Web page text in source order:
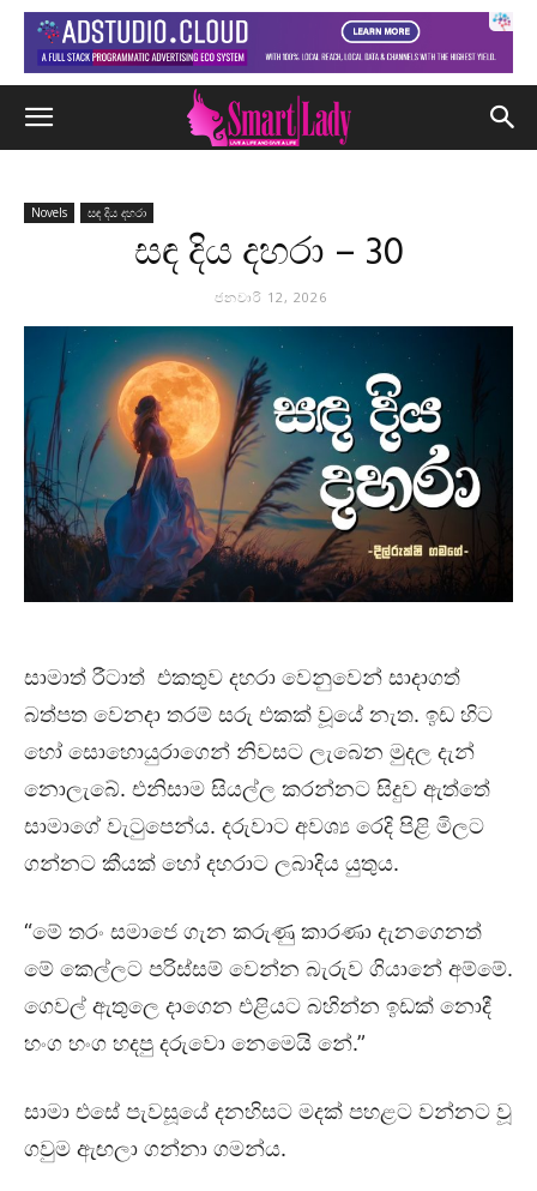
Novels සඳ දිය දහරා
සඳ දිය දහරා – 30
ජනවාරි 12, 2026
සාමාත් රීටාත් එකතුව දහරා වෙනුවෙන් සාදාගත්
බත්පත වෙනදා තරම් සරු එකක් වූයේ නැත. ඉඩ හිට
හෝ සොහොයුරාගෙන් නිවසට ලැබෙන මුදල දැන්
නොලැබේ. එනිසාම සියල්ල කරන්නට සිදුව ඇත්තේ
සාමාගේ වැටුපෙන්ය. දරුවාට අවශ්‍ය රෙදි පිළි මිලට
ගන්නට කීයක් හෝ දහරාට ලබාදිය යුතුය.
“මේ තරං සමාජෙ ගැන කරුණු කාරණා දැනගෙනත්
මේ කෙල්ලට පරිස්සම් වෙන්න බැරුව ගියානේ අම්මේ.
ගෙවල් ඇතුලෙ දාගෙන එළියට බහින්න ඉඩක් නොදී
හංග හංග හදපු දරුවො නෙමෙයි නේ.”
සාමා එසේ පැවසූයේ දනහිසට මදක් පහළට වන්නට වූ
ගවුම ඇඟලා ගන්නා ගමන්ය.